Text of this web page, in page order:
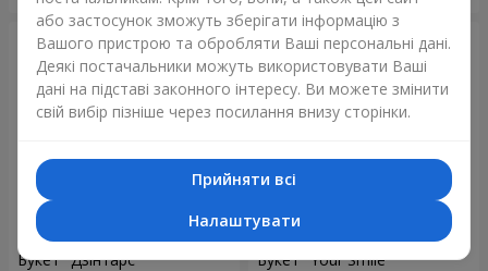
Букет "Дзінтарс" Букет "Your Smile"
або застосунок зможуть зберігати інформацію з
Вашого пристрою та обробляти Ваші персональні дані.
Деякі постачальники можуть використовувати Ваші
дані на підставі законного інтересу. Ви можете змінити
свій вибір пізніше через посилання внизу сторінки.
Прийняти всі
Налаштувати